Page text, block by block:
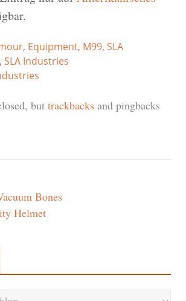
, Equipment, M99, SLA
, SLA Industries
but trackbacks and pingbacks
Bones
Helmet